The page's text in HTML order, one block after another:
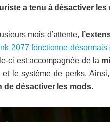
a tenu à désactiver
mois d’attente,
2077 fonctionne désormais
ci est accompagnée de la
et le système de perks.
de désactiver les mods.